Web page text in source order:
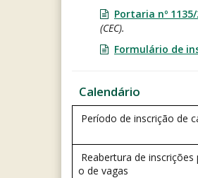
Portaria nº 1135/
(CEC).
Formulário de
Calendário
Período de inscrição de
Reabertura de
o de vagas